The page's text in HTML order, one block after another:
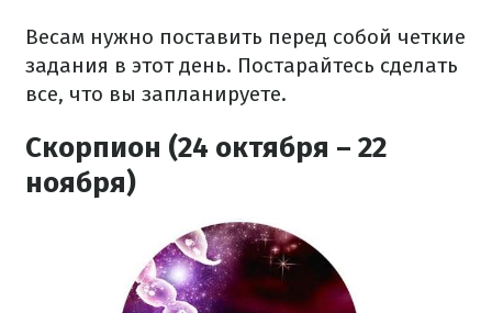
Весам нужно поставить перед собой четкие
задания в этот день. Постарайтесь сделать
все, что вы запланируете.
Скорпион (24 октября – 22
ноября)